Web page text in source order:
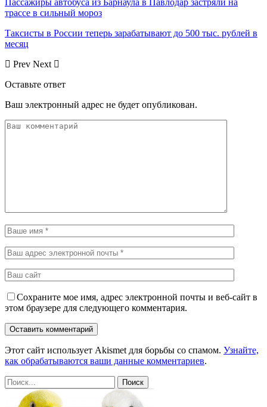
трассе в сильный мороз
Таксисты в России теперь зарабатывают до 500 тыс. рублей в
месяц
Prev Next
Оставьте ответ
Ваш электронный адрес не будет опубликован.
Сохраните мое имя, адрес электронной почты и веб-сайт в
этом браузере для следующего комментария.
Этот сайт использует Akismet для борьбы со спамом. Узнайте,
как обрабатываются ваши данные комментариев.